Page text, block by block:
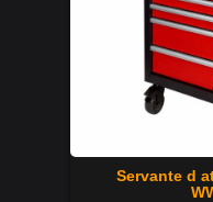
Servante d